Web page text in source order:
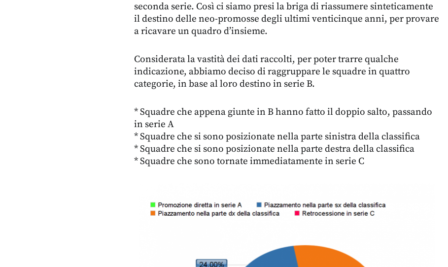
seconda serie. Così ci siamo presi la briga di riassumere sinteticamente
il destino delle neo-promosse degli ultimi venticinque anni, per provare
a ricavare un quadro d’insieme.
Considerata la vastità dei dati raccolti, per poter trarre qualche
indicazione, abbiamo deciso di raggruppare le squadre in quattro
categorie, in base al loro destino in serie B.
* Squadre che appena giunte in B hanno fatto il doppio salto, passando
in serie A
* Squadre che si sono posizionate nella parte sinistra della classifica
* Squadre che si sono posizionate nella parte destra della classifica
* Squadre che sono tornate immediatamente in serie C